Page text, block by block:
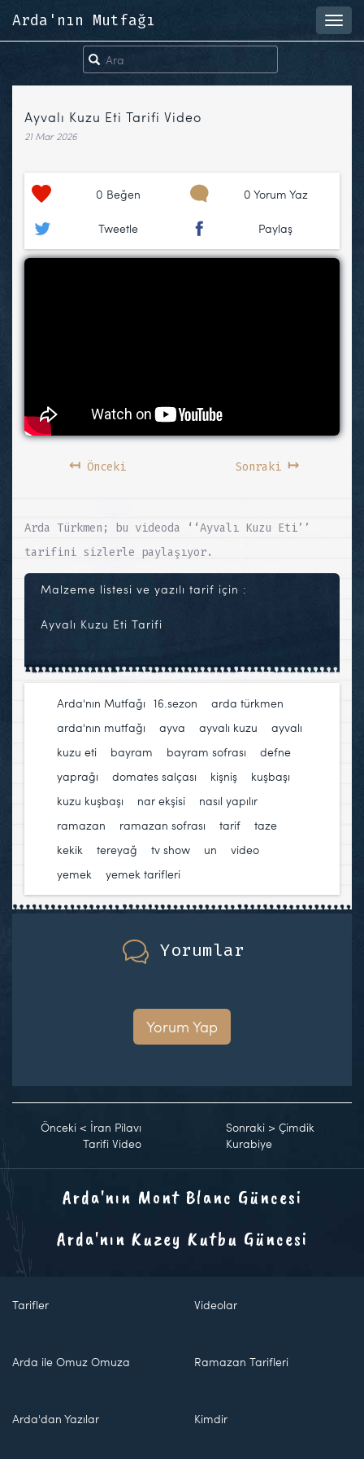
Arda'nın Mutfağı
Ayvalı Kuzu Eti Tarifi Video
21 Mar 2026
0 Beğen 0 Yorum Yaz
Tweetle Paylaş
↤Önceki Sonraki ↦
Arda Türkmen; bu videoda ‘‘Ayvalı Kuzu Eti’’
tarifini sizlerle paylaşıyor.
Malzeme listesi ve yazılı tarif için :
Ayvalı Kuzu Eti Tarifi
Arda'nın Mutfağı 16.sezon arda türkmen
arda'nın mutfağı
ayva ayvalı kuzu
ayvalı
kuzu eti
bayram bayram sofrası
defne
yaprağı
domates salçası kişniş kuşbaşı
kuzu kuşbaşı
nar ekşisi nasıl yapılır
ramazan
ramazan sofrası tarif
taze
kekik
tereyağ tv show un video
yemek
yemek tarifleri
Yorumlar
Yorum Yap
Önceki < İran Pilavı
Tarifi Video
Sonraki >Çimdik
Kurabiye
Arda'nın Mont Blanc Güncesi
Arda'nın Kuzey Kutbu Güncesi
Tarifler Videolar
Arda ile Omuz Omuza Ramazan Tarifleri
Arda'dan Yazılar Kimdir